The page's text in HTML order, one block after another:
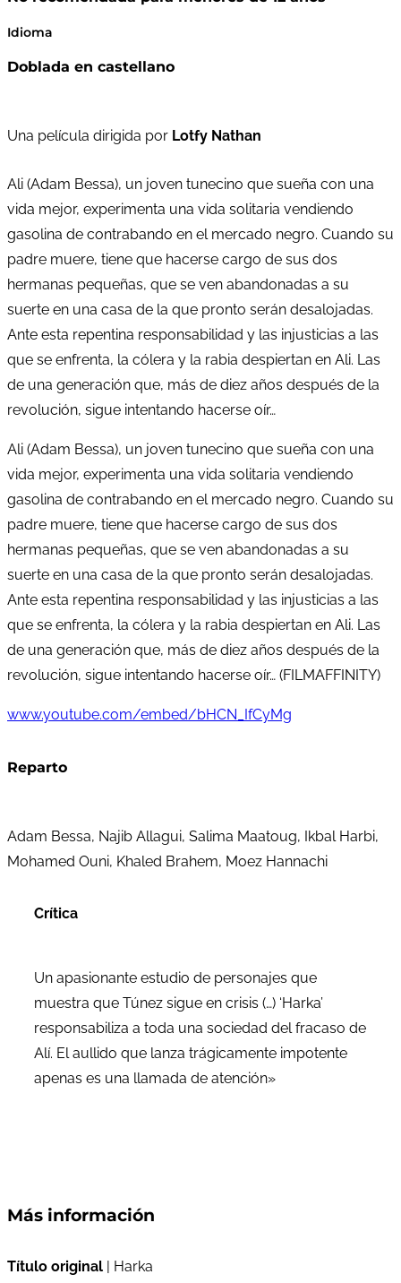
Idioma
Doblada en castellano
Una película dirigida por Lotfy Nathan
Ali (Adam Bessa), un joven tunecino que sueña con una
vida mejor, experimenta una vida solitaria vendiendo
gasolina de contrabando en el mercado negro. Cuando su
padre muere, tiene que hacerse cargo de sus dos
hermanas pequeñas, que se ven abandonadas a su
suerte en una casa de la que pronto serán desalojadas.
Ante esta repentina responsabilidad y las injusticias a las
que se enfrenta, la cólera y la rabia despiertan en Ali. Las
de una generación que, más de diez años después de la
revolución, sigue intentando hacerse oír…
Ali (Adam Bessa), un joven tunecino que sueña con una
vida mejor, experimenta una vida solitaria vendiendo
gasolina de contrabando en el mercado negro. Cuando su
padre muere, tiene que hacerse cargo de sus dos
hermanas pequeñas, que se ven abandonadas a su
suerte en una casa de la que pronto serán desalojadas.
Ante esta repentina responsabilidad y las injusticias a las
que se enfrenta, la cólera y la rabia despiertan en Ali. Las
de una generación que, más de diez años después de la
revolución, sigue intentando hacerse oír… (FILMAFFINITY)
www.youtube.com/embed/bHCN_IfCyMg
Reparto
Adam Bessa, Najib Allagui, Salima Maatoug, Ikbal Harbi,
Mohamed Ouni, Khaled Brahem, Moez Hannachi
Crítica
Un apasionante estudio de personajes que
muestra que Túnez sigue en crisis (…) ‘Harka’
responsabiliza a toda una sociedad del fracaso de
Alí. El aullido que lanza trágicamente impotente
apenas es una llamada de atención»
Más información
Título original | Harka